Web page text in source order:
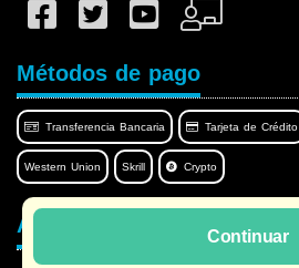
Continuar
Métodos de pago
Transferencia Bancaria Tarjeta de Crédito
Western Union Skrill Crypto
Afilnet en su idioma